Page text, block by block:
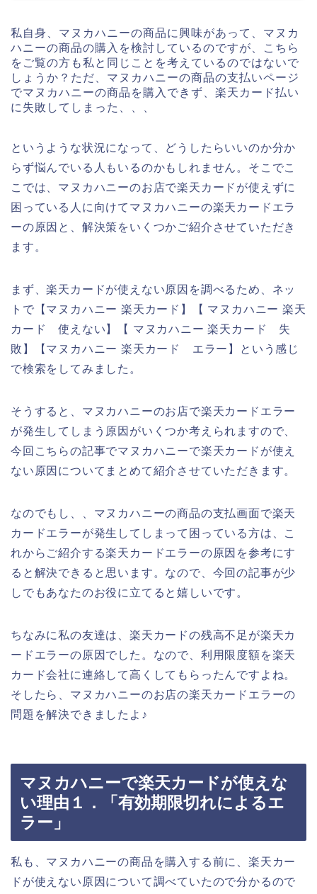
私自身、マヌカハニーの商品に興味があって、マヌカ
ハニーの商品の購入を検討しているのですが、こちら
をご覧の方も私と同じことを考えているのではないで
しょうか？ただ、マヌカハニーの商品の支払いページ
でマヌカハニーの商品を購入できず、楽天カード払い
に失敗してしまった、、、
というような状況になって、どうしたらいいのか分か
らず悩んでいる人もいるのかもしれません。そこでこ
こでは、マヌカハニーのお店で楽天カードが使えずに
困っている人に向けてマヌカハニーの楽天カードエラ
ーの原因と、解決策をいくつかご紹介させていただき
ます。
まず、楽天カードが使えない原因を調べるため、ネッ
トで【マヌカハニー 楽天カード】【 マヌカハニー 楽天
カード 使えない】【 マヌカハニー 楽天カード 失
敗】【マヌカハニー 楽天カード エラー】という感じ
で検索をしてみました。
そうすると、マヌカハニーのお店で楽天カードエラー
が発生してしまう原因がいくつか考えられますので、
今回こちらの記事でマヌカハニーで楽天カードが使え
ない原因についてまとめて紹介させていただきます。
なのでもし、、マヌカハニーの商品の支払画面で楽天
カードエラーが発生してしまって困っている方は、こ
れからご紹介する楽天カードエラーの原因を参考にす
ると解決できると思います。なので、今回の記事が少
しでもあなたのお役に立てると嬉しいです。
ちなみに私の友達は、楽天カードの残高不足が楽天カ
ードエラーの原因でした。なので、利用限度額を楽天
カード会社に連絡して高くしてもらったんですよね。
そしたら、マヌカハニーのお店の楽天カードエラーの
問題を解決できましたよ♪
マヌカハニーで楽天カードが使えな
い理由１．「有効期限切れによるエ
ラー」
私も、マヌカハニーの商品を購入する前に、楽天カー
ドが使えない原因について調べていたので分かるので